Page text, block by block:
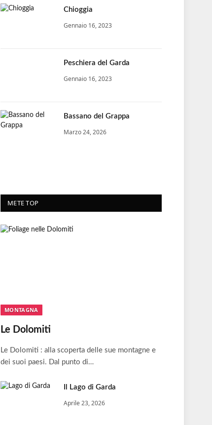
Chioggia
Gennaio 16, 2023
Peschiera del Garda
Gennaio 16, 2023
Bassano del Grappa
Marzo 24, 2026
METE TOP
MONTAGNA
Le Dolomiti
Le Dolomiti : alla scoperta delle sue montagne e
dei suoi paesi. Dal punto di…
Il Lago di Garda
Aprile 23, 2026